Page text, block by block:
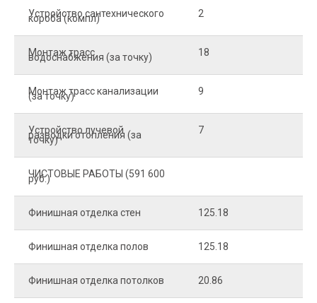
Устройство сантехнического
короба (компл) 2
Монтаж трасс
водоснабжения (за точку) 18
Монтаж трасс канализации
(за точку) 9
Устройство лучевой
разводки отопления (за
точку)
7
ЧИСТОВЫЕ РАБОТЫ (591 600
руб.)
Финишная отделка стен 125.18
Финишная отделка полов 125.18
Финишная отделка потолков 20.86